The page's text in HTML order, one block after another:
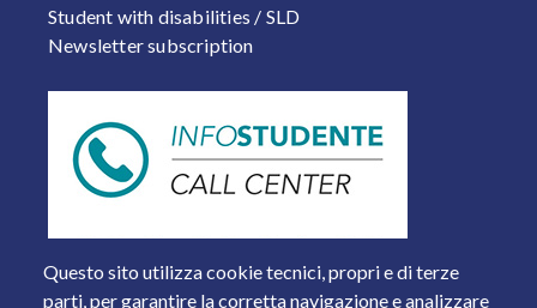
Questo sito utilizza cookie tecnici, propri e di terze
parti, per garantire la corretta navigazione e analizzare
Student with disabilities / SLD
Newsletter subscription